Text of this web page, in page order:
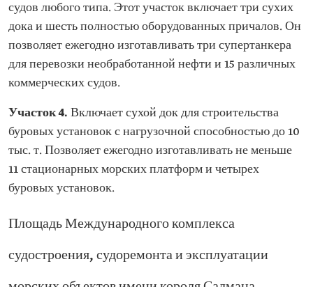
судов любого типа. Этот участок включает три сухих
дока и шесть полностью оборудованных причалов. Он
позволяет ежегодно изготавливать три супертанкера
для перевозки необработанной нефти и 15 различных
коммерческих судов.
Участок 4. Включает сухой док для строительства
буровых установок с нагрузочной способностью до 10
тыс. т. Позволяет ежегодно изготавливать не меньше
11 стационарных морских платформ и четырех
буровых установок.
Площадь Международного комплекса
судостроения, судоремонта и эксплуатации